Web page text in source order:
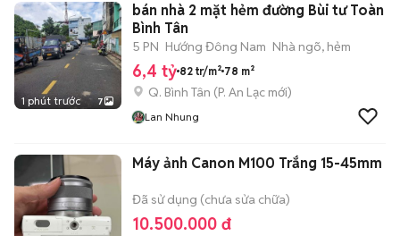
1 phút trước 7
bán nhà 2 mặt hẻm đường Bùi tư Toàn
Bình Tân
5 PN Hướng Đông Nam Nhà ngõ, hẻm
6,4 tỷ 82 tr/m² 78 m²
Q. Bình Tân (P. An Lạc mới)
Lan Nhung
Máy ảnh Canon M100 Trắng 15-45mm
Đã sử dụng (chưa sửa chữa)
10.500.000 đ